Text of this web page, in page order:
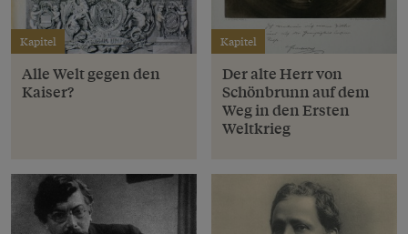
Kapitel
Alle Welt gegen den
Kaiser?
Kapitel
Der alte Herr von
Schönbrunn auf dem
Weg in den Ersten
Weltkrieg